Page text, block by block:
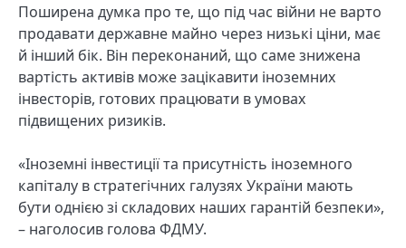
Поширена думка про те, що під час війни не варто
продавати державне майно через низькі ціни, має
й інший бік. Він переконаний, що саме знижена
вартість активів може зацікавити іноземних
інвесторів, готових працювати в умовах
підвищених ризиків.
«Іноземні інвестиції та присутність іноземного
капіталу в стратегічних галузях України мають
бути однією зі складових наших гарантій безпеки»,
– наголосив голова ФДМУ.